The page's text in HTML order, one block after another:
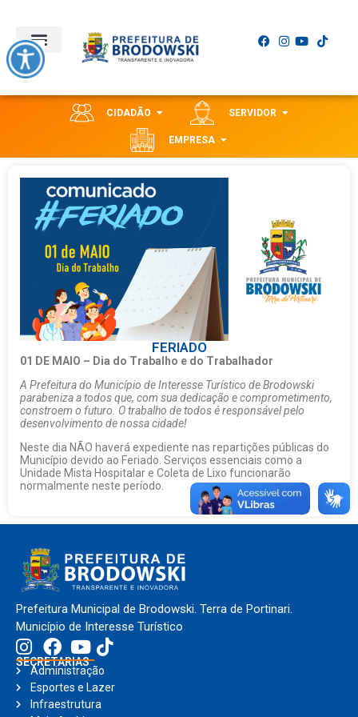
CIDADÃO SERVIDOR
EMPRESA
FERIADO
01 DE MAIO – Dia do Trabalho e do Trabalhador
A Prefeitura do Município de Interesse Turístico de Brodowski
parabeniza a todos que, com sua dedicação e comprometimento,
constroem o futuro. O trabalho de todos é responsável pelo
desenvolvimento de nossa cidade!
Neste dia NÃO haverá expediente nas repartições públicas do
Município devido ao Feriado. Serviços essenciais como a
Unidade Mista Hospitalar e Coleta de Lixo funcionarão
normalmente neste período.
Prefeitura Municipal de Brodowski. Terra de Portinari.
Município de Interesse Turístico
SECRETARIAS
Administração
Esportes e Lazer
Infraestrutura